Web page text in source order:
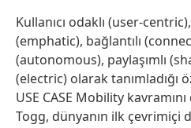
Kullanıcı odaklı (user-
(emphatic), bağlantılı
(autonomous), paylaşımlı
(electric) olarak tanımladığı
USE CASE Mobility
Togg, dünyanın ilk çevrimiçi